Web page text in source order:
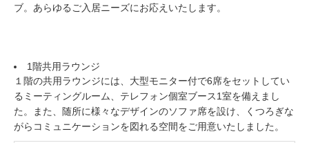
ブ。あらゆるご入居ニーズにお応えいたします。
1階共用ラウンジ
１階の共用ラウンジには、大型モニター付で6席をセットしてい
るミーティングルーム、テレフォン個室ブース1室を備えまし
た。また、随所に様々なデザインのソファ席を設け、くつろぎな
がらコミュニケーションを図れる空間をご用意いたしました。